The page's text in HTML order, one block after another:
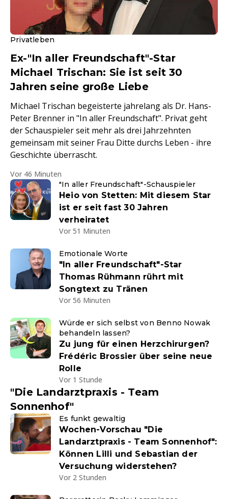
Privatleben
Ex-"In aller Freundschaft"-Star
Michael Trischan: Sie ist seit 30
Jahren seine große Liebe
Michael Trischan begeisterte jahrelang als Dr. Hans-
Peter Brenner in "In aller Freundschaft". Privat geht
der Schauspieler seit mehr als drei Jahrzehnten
gemeinsam mit seiner Frau Ditte durchs Leben - ihre
Geschichte überrascht.
Vor 46 Minuten
"In aller Freundschaft"-Schauspieler
Heio von Stetten: Mit diesem Star
ist er seit fast 30 Jahren
verheiratet
Vor 51 Minuten
Emotionale Worte
"In aller Freundschaft"-Star
Thomas Rühmann rührt mit
Songtext zu Tränen
Vor 56 Minuten
Würde er sich selbst von Benno Nowak
behandeln lassen?
Zu jung für einen Herzchirurgen?
Frédéric Brossier über seine neue
Rolle
Vor 1 Stunde
"Die Landarztpraxis - Team
Sonnenhof"
Es funkt gewaltig
Wochen-Vorschau "Die
Landarztpraxis - Team Sonnenhof":
Können Lilli und Sebastian der
Versuchung widerstehen?
Vor 2 Stunden